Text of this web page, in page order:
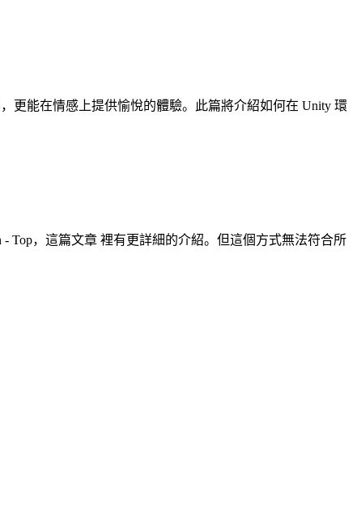
更能在情感上提供愉悅的體驗。此篇將介紹如何在 Unity 環
- Top，這篇文章 裡有更詳細的介紹。但這個方式無法符合所